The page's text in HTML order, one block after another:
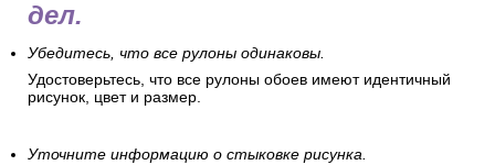
дел.
Убедитесь, что все рулоны одинаковы.
Удостоверьтесь, что все рулоны обоев имеют идентичный
рисунок, цвет и размер.
Уточните информацию о стыковке рисунка.